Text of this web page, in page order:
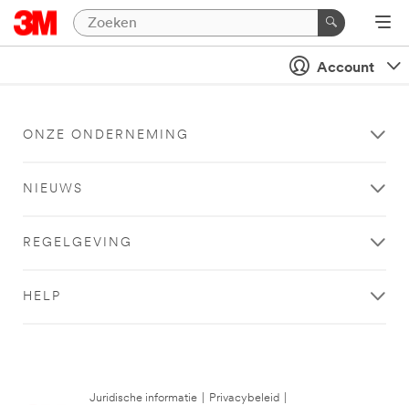
Account
ONZE ONDERNEMING
NIEUWS
REGELGEVING
HELP
Juridische informatie Privacybeleid